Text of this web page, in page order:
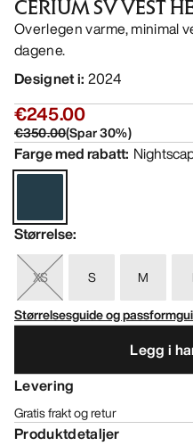
CERIUM SV VEST
Overlegen varme, minimal
dagene.
Designet i: 2024
€245.00
€350.00(Spar30%)
Farge med rabatt:
Størrelse:
XS S M
Størrelsesguide og
Legg i
Levering
Gratis frakt og retur
Produktdetaljer